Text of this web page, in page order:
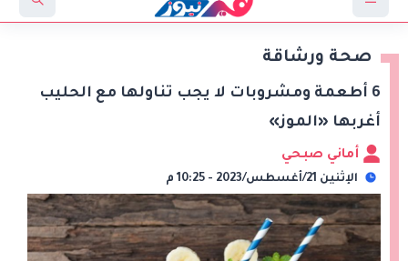
صحة ورشاقة
6 أطعمة ومشروبات لا يجب تناولها مع الحليب
أغربها «الموز»
أماني صبحي
الإثنين 21/أغسطس/2023 - 10:25 م